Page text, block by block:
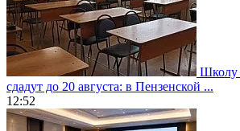
Школу
сдадут до 20 августа: в Пензенской ...
12:52